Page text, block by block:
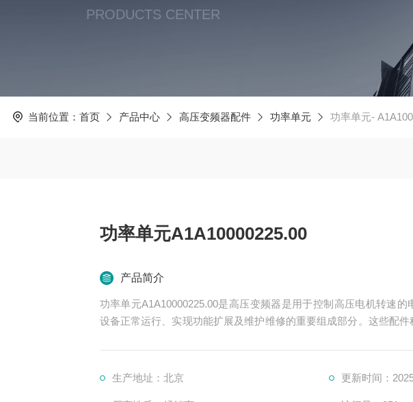
PRODUCTS CENTER
当前位置： 首页 产品中心 高压变频器配件 功率单元 功率单元-
功率单元A1A10000225.00
产品简介
功率单元A1A10000225.00是高压变频器是用于控制高压电机转速
设备正常运行、实现功能扩展及维护维修的重要组成部分。这些配
生产地址：北京 更新时间：